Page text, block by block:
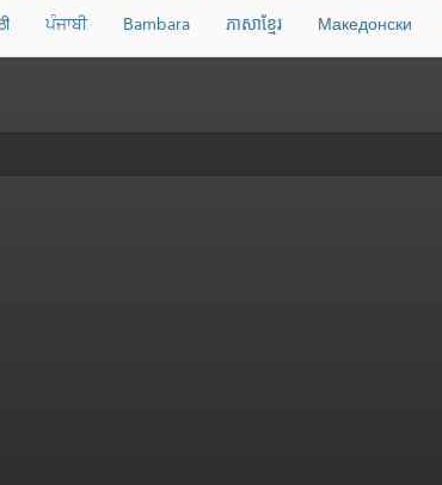
Македонски
ភាសាខ្មែរ
Bambara
ਪੰਜਾਬੀ